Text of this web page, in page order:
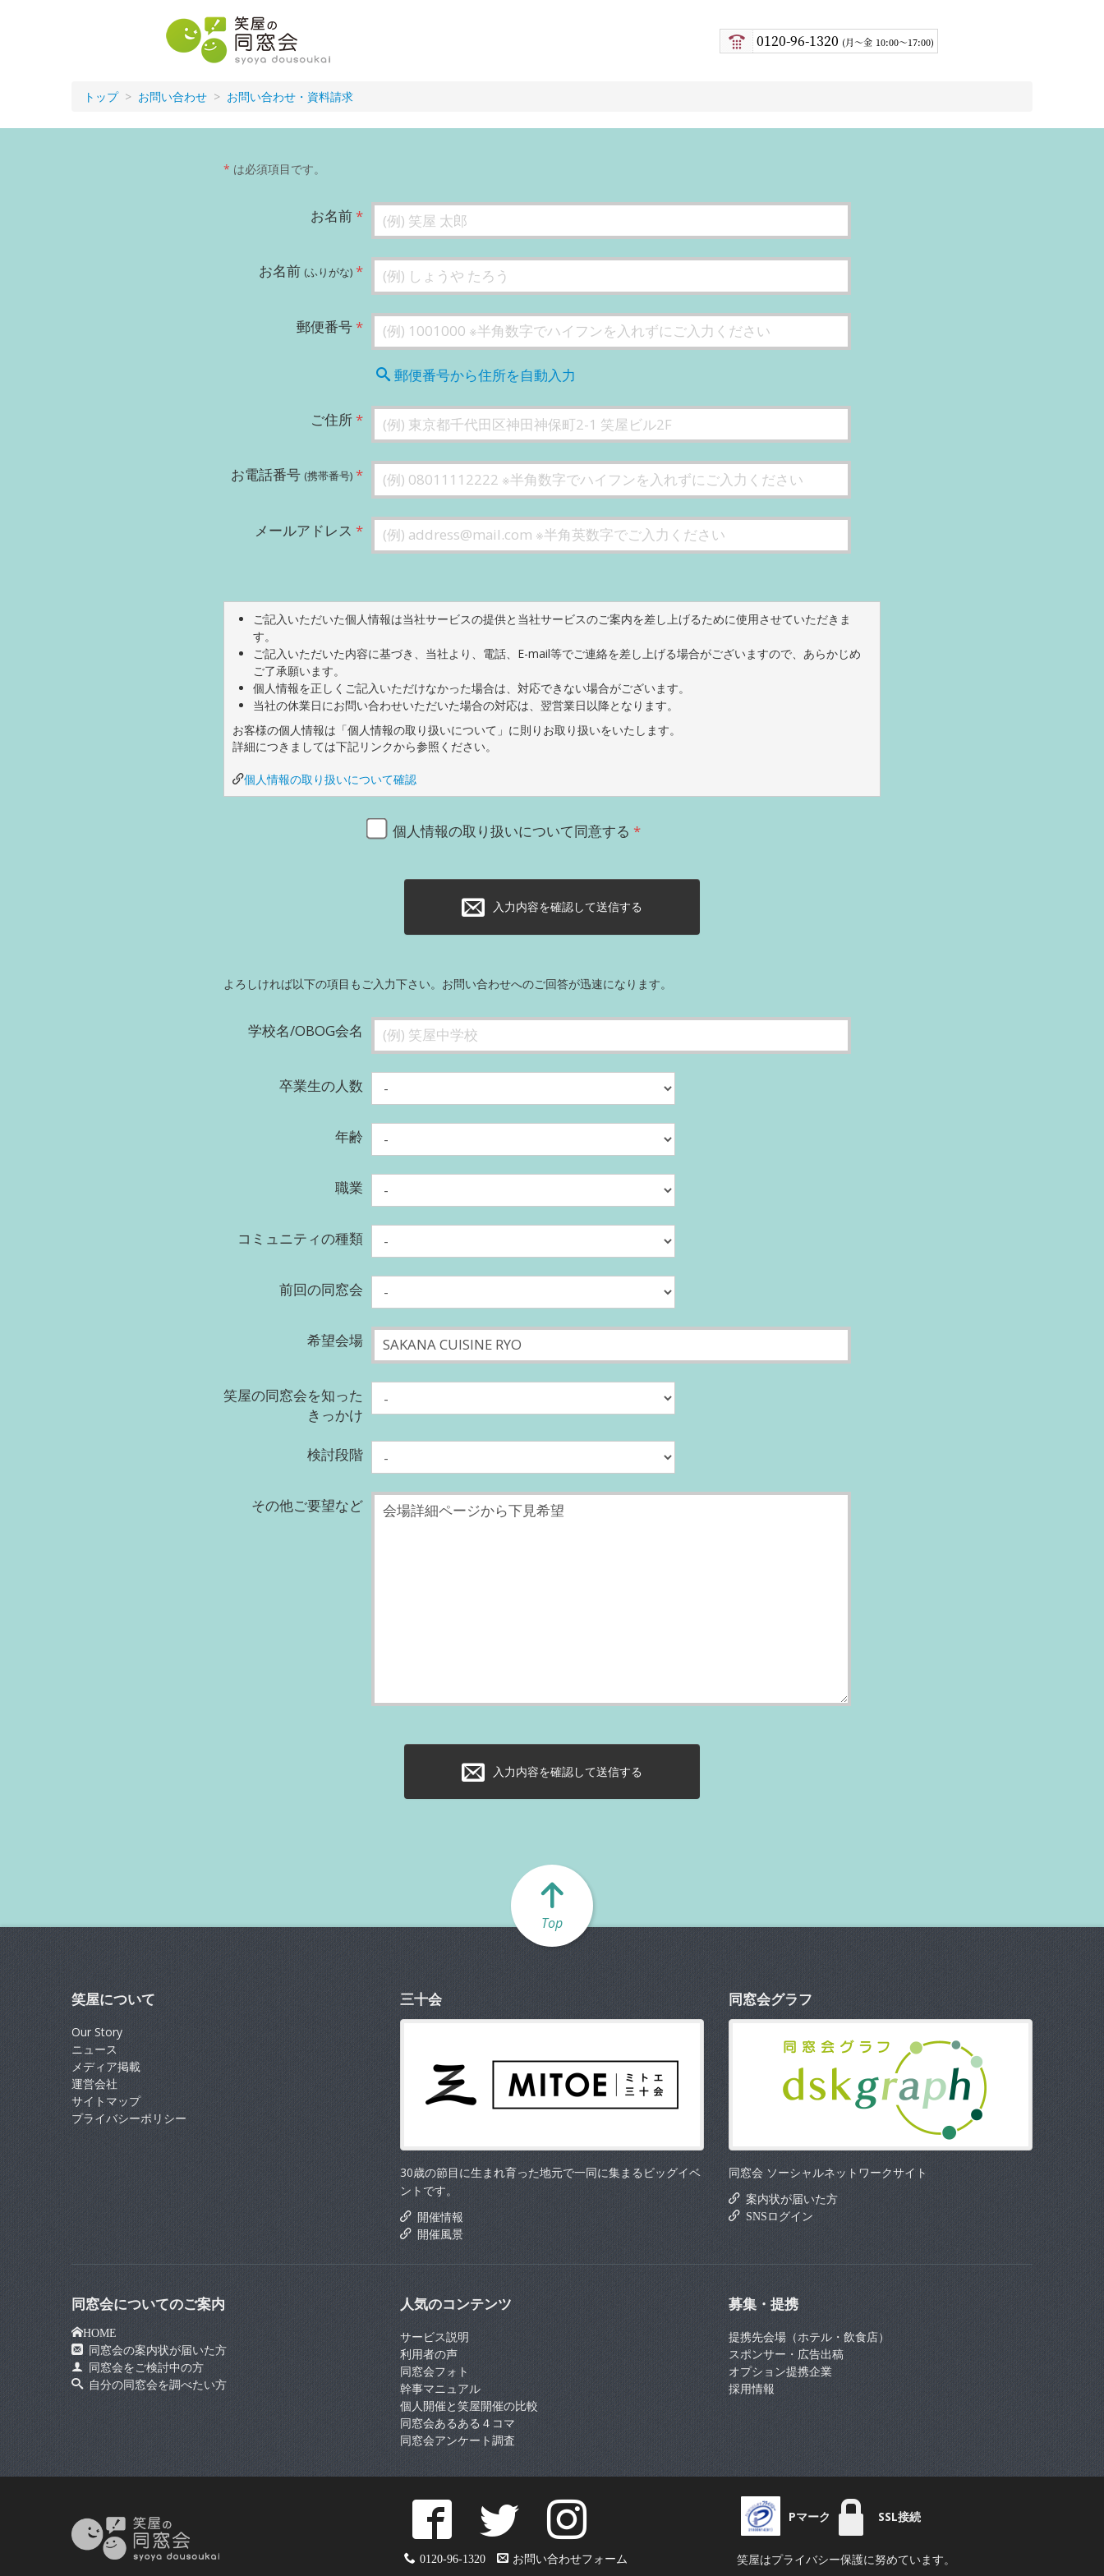
笑屋の同窓
会 0120-96-1320 月〜金 10:00～17:00
トップ お問い合わせ お問い合わせ・資料請求
* は必須項目です。
お名前
お名前 (ふりがな)
郵便番号
郵便番号から住所を自動入力
ご住所
お電話番号 (携帯番号)
メールアドレス
ご記入いただいた個人情報は当社サービスの提供と当社サービスのご案内を差し上げるために使用させていただきま
す。
ご記入いただいた内容に基づき、当社より、電話、E-mail等でご連絡を差し上げる場合がございますので、あらかじめ
ご了承願います。
個人情報を正しくご記入いただけなかった場合は、対応できない場合がございます。
当社の休業日にお問い合わせいただいた場合の対応は、翌営業日以降となります。
お客様の個人情報は「個人情報の取り扱いについて」に則りお取り扱いをいたします。
詳細につきましては下記リンクから参照ください。
個人情報の取り扱いについて確認
個人情報の取り扱いについて同意する
入力内容を確認して送信する
よろしければ以下の項目もご入力下さい。お問い合わせへのご回答が迅速になります。
学校名/OBOG会名
卒業生の人数
年齢
職業
コミュニティの種類
前回の同窓会
希望会場
笑屋の同窓会を知った
きっかけ
検討段階
その他ご要望など
入力内容を確認して送信する
Top
笑屋について
Our Story
ニュース
メディア掲載
運営会社
サイトマップ
プライバシーポリシー
三十会
30歳の節目に生まれ育った地元で一同に集まるビッグイベ
ントです。
開催情報
開催風景
同窓会グラフ
同窓会 ソーシャルネットワークサイト
案内状が届いた方
SNSログイン
同窓会についてのご案内
HOME
同窓会の案内状が届いた方
同窓会をご検討中の方
自分の同窓会を調べたい方
人気のコンテンツ
サービス説明
利用者の声
同窓会フォト
幹事マニュアル
個人開催と笑屋開催の比較
同窓会あるある４コマ
同窓会アンケート調査
募集・提携
提携先会場（ホテル・飲食店）
スポンサー・広告出稿
オプション提携企業
採用情報
0120-96-1320 お問い合わせフォーム
Pマーク SSL接続
笑屋はプライバシー保護に努めています。